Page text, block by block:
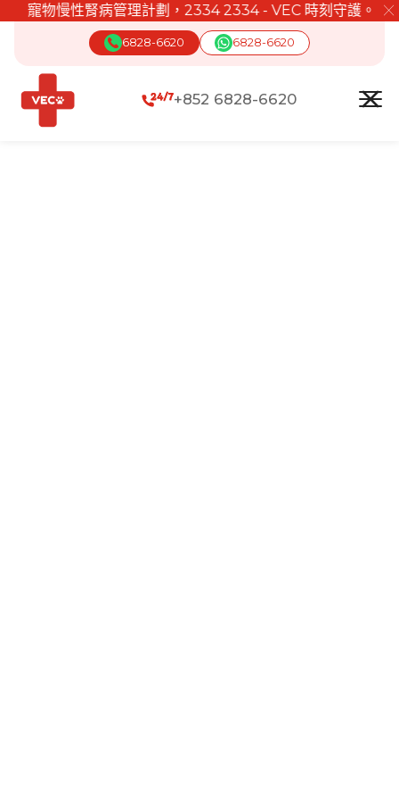
寵物慢性腎病管理計劃，2334 2334 - VEC 時刻守護。 ╳
6828-6620 6828-6620
+852 6828-6620